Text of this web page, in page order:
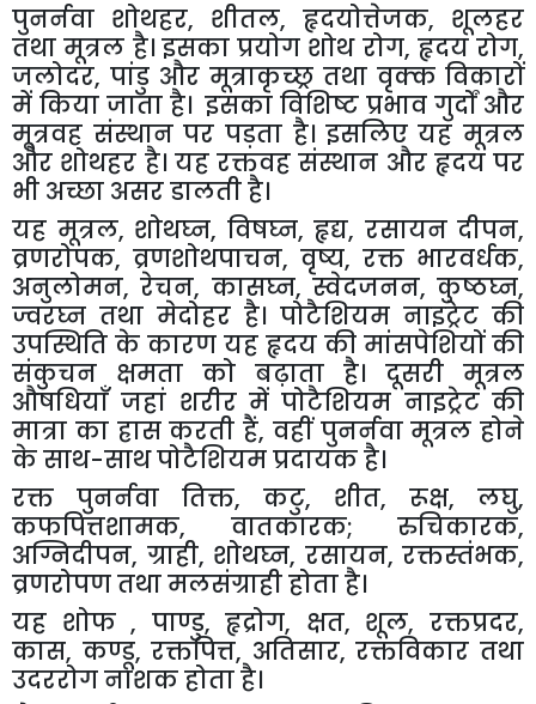
पुनर्नवा शोथहर, शीतल, हृदयोत्तेजक, शूलहर
तथा मूत्रल है। इसका प्रयोग शोथ रोग, हृदय रोग,
जलोदर, पांडु और मूत्राकृच्छ्र तथा वृक्क विकारों
में किया जाता है। इसका विशिष्ट प्रभाव गुर्दों और
मूत्रवह संस्थान पर पड़ता है। इसलिए यह मूत्रल
और शोथहर है। यह रक्तवह संस्थान और हृदय पर
भी अच्छा असर डालती है।
यह मूत्रल, शोथघ्न, विषघ्न, हृद्य, रसायन दीपन,
व्रणरोपक, व्रणशोथपाचन, वृष्य, रक्त भारवर्धक,
अनुलोमन,रेचन, कासघ्न,स्वेदजनन, कुष्ठघ्न,
ज्वरघ्न तथा मेदोहर है। पोटैशियम नाइट्रेट की
उपस्थिति के कारण यह हृदय की मांसपेशियों की
संकुचन क्षमता को बढ़ाता है। दूसरी मूत्रल
औषधियाँ जहां शरीर में पोटैशियम नाइट्रेट की
मात्रा का ह्रास करती हैं, वहीं पुनर्नवा मूत्रल होने
के साथ-साथ पोटैशियम प्रदायक है।
रक्त पुनर्नवा तिक्त, कटु, शीत, रूक्ष, लघु,
कफपित्तशामक, वातकारक; रुचिकारक,
अग्निदीपन, ग्राही, शोथघ्न, रसायन, रक्तस्तंभक,
व्रणरोपण तथा मलसंग्राही होता है।
यह शोफ , पाण्डु,हृद्रोग, क्षत, शूल,रक्तप्रदर,
कास, कण्डू,रक्तपित्त, अतिसार,रक्तविकार तथा
उदररोग नाशक होता है।